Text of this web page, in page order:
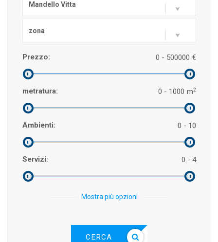
Mandello Vitta
zona
Prezzo: €
0 - 500000
metratura: m2
0 - 1000
Ambienti: 0 - 10
Servizi: 0 - 4
Mostra più opzioni
CERCA